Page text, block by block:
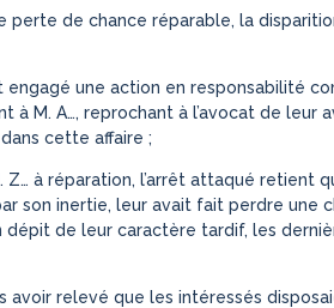
de chance réparable, la
engagé une action en responsabilité
à M. A…, reprochant à l’avocat de leur
cette affaire ;
à réparation, l’arrêt attaqué retient
son inertie, leur avait fait perdre une
de leur caractère tardif, les
avoir relevé que les intéressés